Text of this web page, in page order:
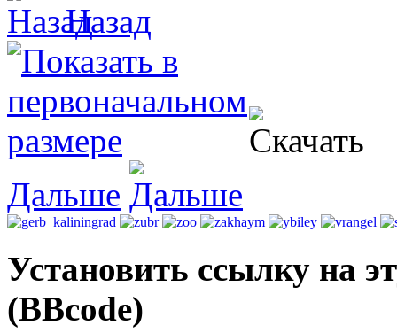
Назад
Дальше
Установить ссылку на
(BBcode)